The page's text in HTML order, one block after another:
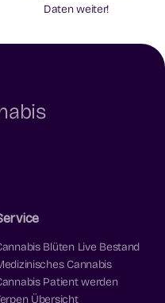
Daten weiter!
Blüten Live Bestand
Cannabis
Patient werden
Übersicht